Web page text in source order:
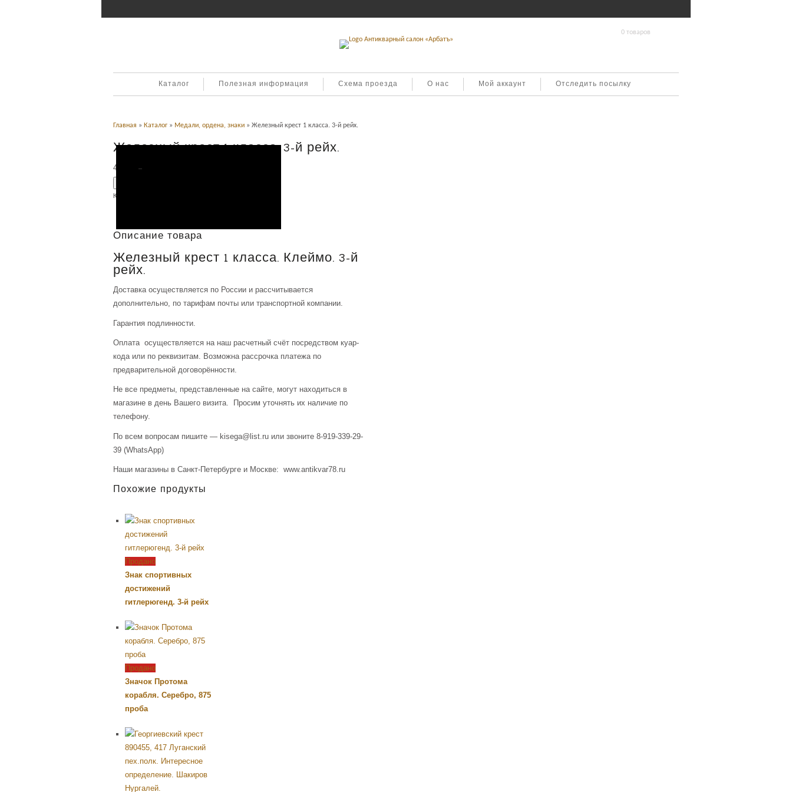
0 товаров
Каталог Полезная информация Схема проезда О нас Мой аккаунт Отследить посылку
Главная » Каталог » Медали, ордена, знаки » Железный крест 1 класса. 3-й рейх.
Железный крест 1 класса. 3-й рейх.
42,000 Р
Категория:
Описание товара
Железный крест 1 класса. Клеймо. 3-й
рейх.
Доставка осуществляется по России и рассчитывается
дополнительно, по тарифам почты или транспортной компании.
Гарантия подлинности.
Оплата осуществляется на наш расчетный счёт посредством куар-
кода или по реквизитам. Возможна рассрочка платежа по
предварительной договорённости.
Не все предметы, представленные на сайте, могут находиться в
магазине в день Вашего визита. Просим уточнять их наличие по
телефону.
По всем вопросам пишите — kisega@list.ru или звоните 8-919-339-29-
39 (WhatsApp)
Наши магазины в Санкт-Петербурге и Москве: www.antikvar78.ru
Похожие продукты
Продано
Знак спортивных
достижений
гитлерюгенд. 3-й рейх
Продано
Значок Протома
корабля. Серебро, 875
проба